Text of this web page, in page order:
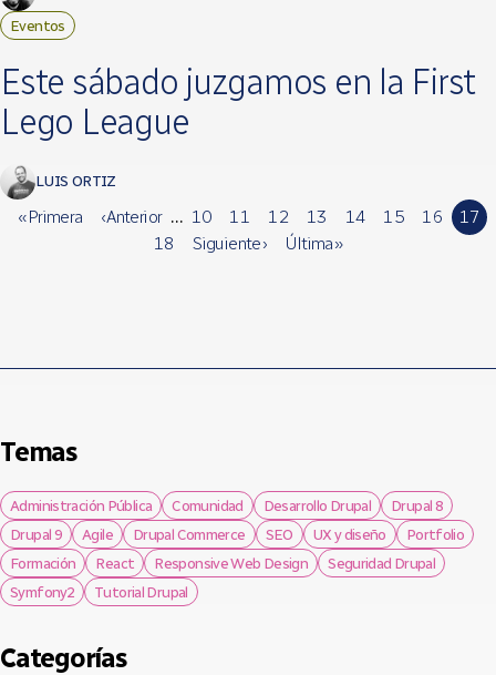
Eventos
Este sábado juzgamos en la First
Lego League
LUIS ORTIZ
« Primera ‹ Anterior … 10 11 12 13 14 15 16
17
18
Siguiente › Última »
Temas
Administración Pública Comunidad Desarrollo Drupal
Drupal 8
Drupal 9
Agile Drupal Commerce SEO UX y diseño
Portfolio
Formación
React Responsive Web Design
Seguridad Drupal
Symfony2
Tutorial Drupal
Categorías